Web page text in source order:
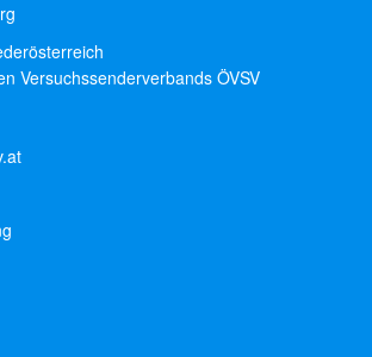
Versuchssenderverbands ÖVSV